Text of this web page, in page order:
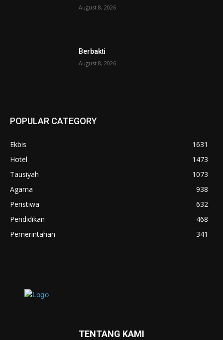
August 8, 2026
Berbakti
August 8, 2026
POPULAR CATEGORY
Ekbis
1631
Hotel
1473
Tausiyah
1073
Agama
938
Peristiwa
632
Pendidikan
468
Pemerintahan
341
TENTANG KAMI